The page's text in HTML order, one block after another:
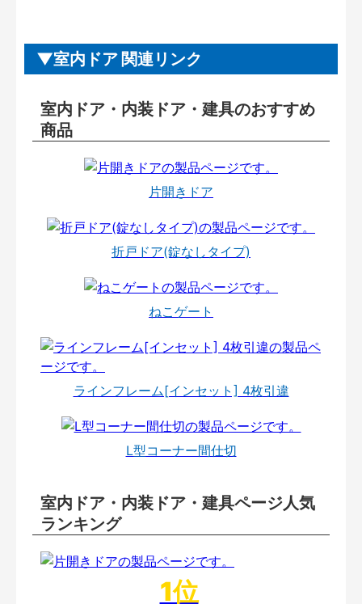
室内ドア 関連リンク
室内ドア・内装ドア・建具のおすすめ
商品
片開きドア
折戸ドア(錠なしタイプ)
ねこゲート
ラインフレーム[インセット] 4枚引違
L型コーナー間仕切
室内ドア・内装ドア・建具ページ人気
ランキング